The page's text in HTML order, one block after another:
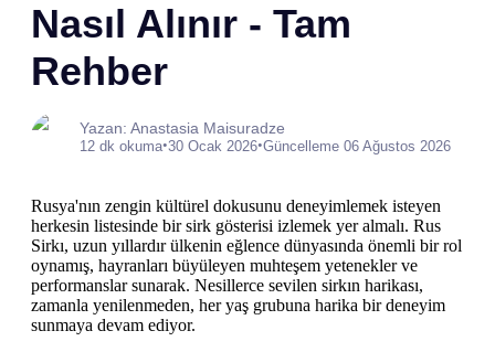
Nasıl Alınır - Tam
Rehber
Yazan: Anastasia Maisuradze
12 dk okuma•30 Ocak 2026•Güncelleme 06 Ağustos 2026
Rusya'nın zengin kültürel dokusunu deneyimlemek isteyen
herkesin listesinde bir sirk gösterisi izlemek yer almalı. Rus
Sirkı, uzun yıllardır ülkenin eğlence dünyasında önemli bir rol
oynamış, hayranları büyüleyen muhteşem yetenekler ve
performanslar sunarak. Nesillerce sevilen sirkın harikası,
zamanla yenilenmeden, her yaş grubuna harika bir deneyim
sunmaya devam ediyor.